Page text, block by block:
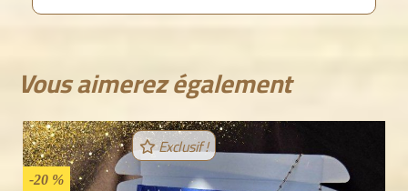
Vous aimerez également
-20 %
Exclusif !